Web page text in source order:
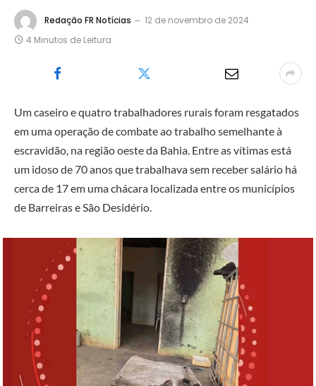
Redação FR Notícias
12 de novembro de 2024
4 Minutos de Leitura
Um caseiro e quatro trabalhadores rurais foram resgatados
em uma operação de combate ao trabalho semelhante à
escravidão, na região oeste da Bahia. Entre as vítimas está
um idoso de 70 anos que trabalhava sem receber salário há
cerca de 17 em uma chácara localizada entre os municípios
de Barreiras e São Desidério.